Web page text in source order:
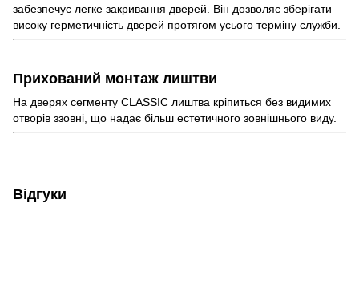
забезпечує легке закривання дверей. Він дозволяє зберігати
високу герметичність дверей протягом усього терміну служби.
Прихований монтаж лиштви
На дверях сегменту CLASSIC лиштва кріпиться без видимих
отворів ззовні, що надає більш естетичного зовнішнього виду.
Відгуки